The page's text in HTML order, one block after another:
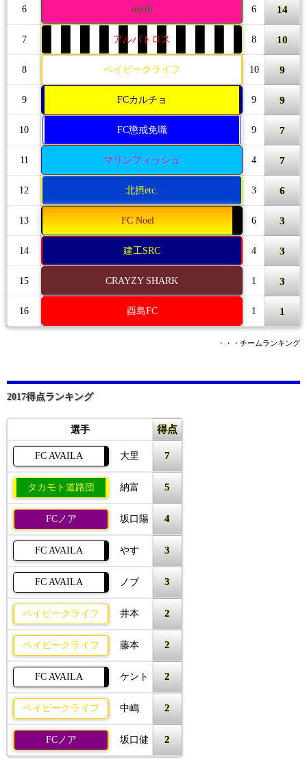
6 north 6 14
7 アルバトロス 8 10
8 ベイビークライフ 10 9
9 FCカルチョ 9 9
10 FC懲戒免職 9 7
11 マリンフィッシュ 4 7
12 北摂etc. 3 6
13 FC Noel 6 3
14 建工SRC 4 3
15 CRAYZY SHARK 1 3
16 酉島FC 1 1
・・・チームランキング
2017得点ランキング
選手 得点
FC AVAILA 大里 7
タカモト道路団 納富 5
FCノア 坂口陽 4
FC AVAILA やす 3
FC AVAILA ノブ 3
ベイビークライフ 井本 2
ベイビークライフ 藤本 2
FC AVAILA ケント 2
ベイビークライフ 中嶋 2
FCノア 坂口健 2